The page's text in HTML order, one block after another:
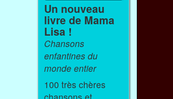
Un nouveau
livre de Mama
Lisa !
Chansons
enfantines du
monde entier
100 très chères